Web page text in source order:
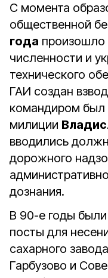
С момента
общественной
года произошло
численности и
технического
ГАИ создан
командиром был
милиции
вводились
дорожного
дознания.
В 90-е годы
посты для
сахарного
Гарбузово и